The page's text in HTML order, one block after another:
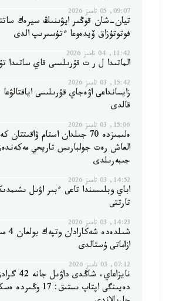
09:07, 05 تامىز 2026
تيان-شان قوڭىر ايۋىنىڭ سيرەك
فوتوتۇزاق ۆيدەوعا ءتۇسىرىپ الدى
11:42, 04 تامىز 2026
الماتىدا ل ر ت قۇرىلىسى قاي ساتىدا
15:42, 03 تامىز 2026
زايسانداعى اۋەجاي قۇرىلىسى
قالدى
15:06, 03 تامىز 2026
ەلىمىزدە 70 جىلدان استام
العاش رەت جولبارىس تاريحي مەكەندەۋ
جىبەرىلدى
14:52, 03 تامىز 2026
اباي وبلىسىندا تاعى ءبىر اۋىل
تارتتى
14:23, 03 تامىز 2026
ازاماتى ۇستالدى
07:12, 03 تامىز 2026
نايزاعاي، شاڭدى
دەيىنگى اپتاپ ىستىق: 17